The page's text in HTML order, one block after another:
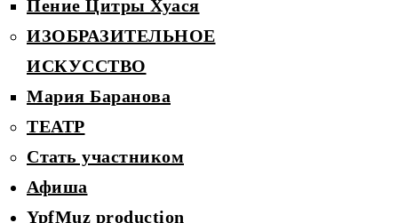
Пение Цитры Хуася
ИЗОБРАЗИТЕЛЬНОЕ
ИСКУССТВО
Мария Баранова
ТЕАТР
Стать участником
Афиша
YpfMuz production